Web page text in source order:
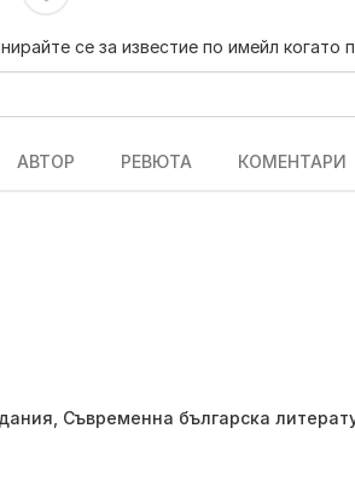
се за известие по имейл когато
АВТОР РЕВЮТА КОМЕНТАРИ
Съвременна българска